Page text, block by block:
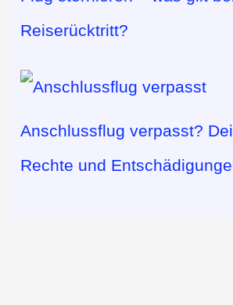
Reiserücktritt?
Anschlussflug verpasst?
Rechte und